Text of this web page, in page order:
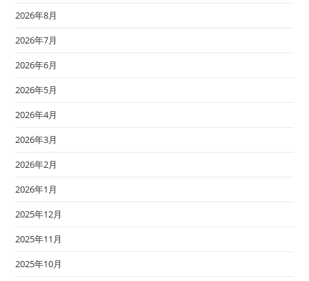
2026年8月
2026年7月
2026年6月
2026年5月
2026年4月
2026年3月
2026年2月
2026年1月
2025年12月
2025年11月
2025年10月